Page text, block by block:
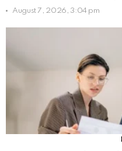
August 7, 2026, 3:04 pm